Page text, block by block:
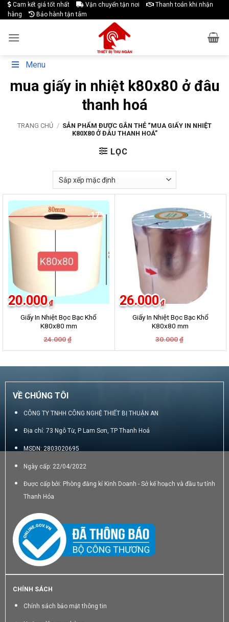
Skip
to
Cam kết giá tốt nhất Vận chuyển tận nơi
Thanh toán khi nhận
hàng
Bảo hành tận tâm
Menu
mua giấy in nhiệt k80x80 ở đâu
thanh hoá
TRANG CHỦ / SẢN PHẨM ĐƯỢC GẮN THẺ “MUA GIẤY IN NHIỆT
K80X80 Ở ĐÂU THANH HOÁ”
LỌC
-17%
Giấy In Nhiệt Bọc Bạc Khổ
K80x80 mm
24.000 ₫
là:
20.000 ₫
tại
20.000₫.
-13%
Giấy In Nhiệt Bọc Bạc Khổ
K80x80 mm
30.000 ₫
là:
26.000 ₫
tại
26.000₫.
VỀ CHÚNG TÔI
CÔNG TY TNHH CÔNG NGHỆ THIẾT BỊ THUẬN AN
Địa chỉ: 73 Ngô Từ, P Lam Sơn, TP Thanh Hoá
MSDN: 2803020695
Ngày cấp: 22/04/2022
Được cấp bởi: Phòng đăng kí Kinh Doanh - Sở kế hoạch và đầu tư tỉnh
Thanh Hóa
CHÍNH SÁCH
Chính sách bảo mật thông tin